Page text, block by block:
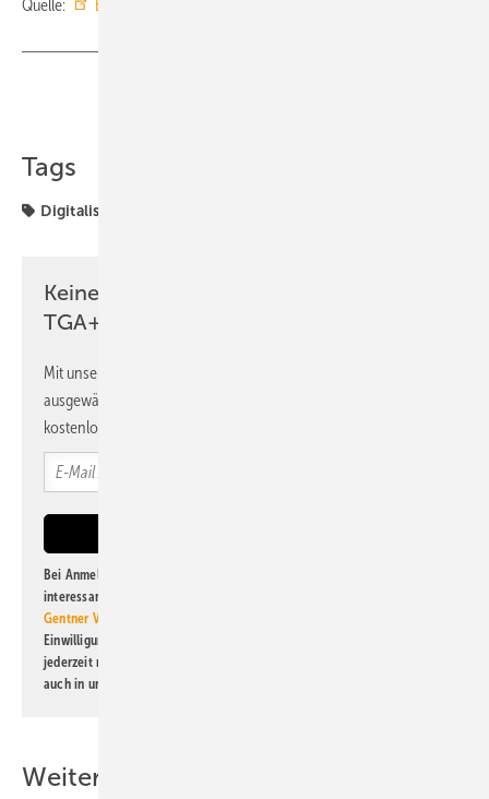
Quelle:
Enpulse Ventures
Tags
Digitalisierung
Keine Zeit? Kein Problem mit dem
TGA+E Newsletter!
Mit unserem Newsletter erhalten Sie regelmäßig von uns
ausgewählte Informationen und Neuigkeiten, gebündelt und
kostenlos direkt ins Postfach.
Bei Anmeldung zu diesem Newsletter bin ich damit einverstanden, über
interessante Verlags- und Online-Angebote
Gentner Verlag GmbH & Co. KG
Einwilligung kann ich jederzeit widerrufen und eine Abmeldung ist
jederzeit möglich. Informationen zum Umgang mit Daten finden Sie
auch in unserer
Weitere Inhalte